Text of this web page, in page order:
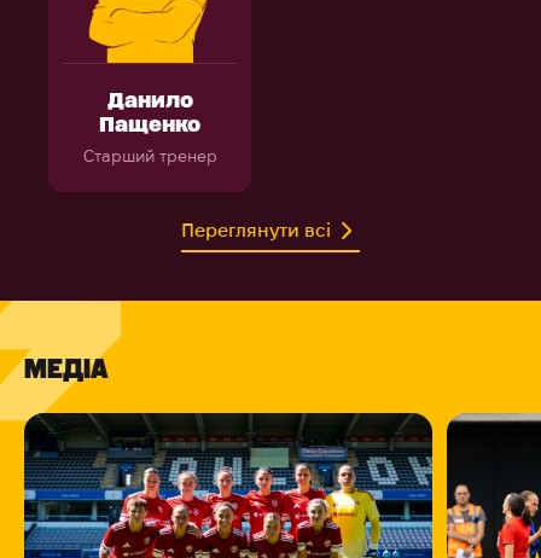
Данило
Пащенко
Старший тренер
Переглянути всі
МЕДІА